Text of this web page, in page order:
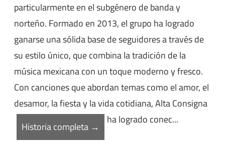
particularmente en el subgénero de banda y
norteño. Formado en 2013, el grupo ha logrado
ganarse una sólida base de seguidores a través de
su estilo único, que combina la tradición de la
música mexicana con un toque moderno y fresco.
Con canciones que abordan temas como el amor, el
desamor, la fiesta y la vida cotidiana, Alta Consigna
ha logrado conec...
Historia completa →